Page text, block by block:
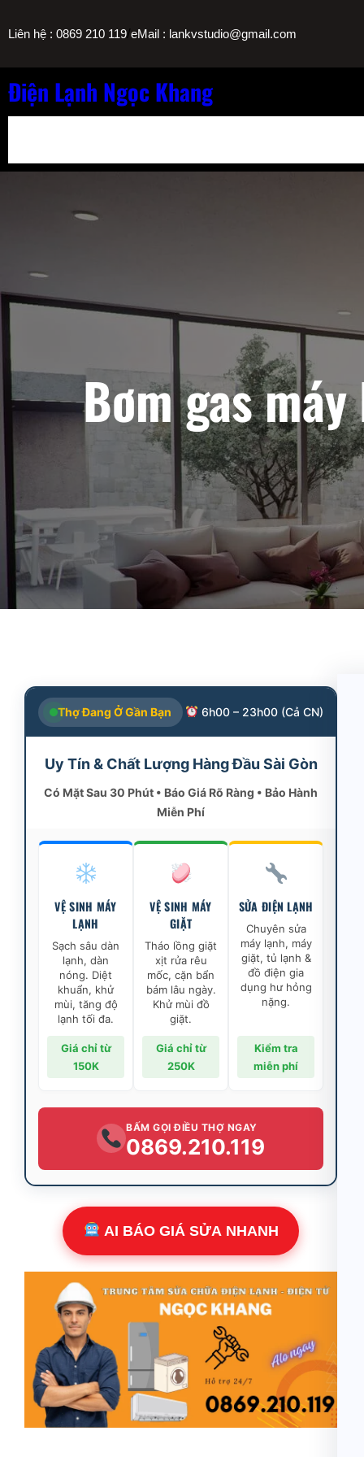
đến
nội
dung
Liên hệ : 0869 210 119/eMail : lankvstudio@gmail.com
Điện Lạnh Ngọc Khang
Bơm gas
Thợ Đang Ở Gần Bạn 6h00 – 23h00 (Cả CN)
Uy Tín & Chất Lượng Hàng Đầu Sài Gòn
Có Mặt Sau 30 Phút • Báo Giá Rõ Ràng • Bảo Hành
Miễn Phí
VỆ SINH MÁY
LẠNH
Sạch sâu dàn
lạnh, dàn
nóng. Diệt
khuẩn, khử
mùi, tăng độ
lạnh tối đa.
Giá chỉ từ
150K
VỆ SINH MÁY
GIẶT
Tháo lồng giặt
xịt rửa rêu
mốc, cặn bẩn
bám lâu ngày.
Khử mùi đồ
giặt.
Giá chỉ từ
250K
SỬA ĐIỆN LẠNH
Chuyên sửa
máy lạnh, máy
giặt, tủ lạnh &
đồ điện gia
dụng hư hỏng
nặng.
Kiểm tra
miễn phí
BẤM GỌI ĐIỀU THỢ NGAY
0869.210.119
AI BÁO GIÁ SỬA NHANH